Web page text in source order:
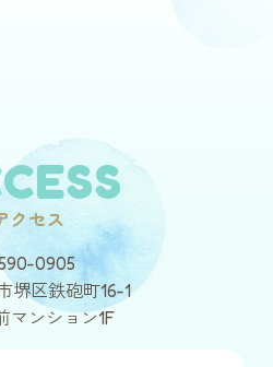
クセス
0905
堺区鉄砲町16-1
マンション1F